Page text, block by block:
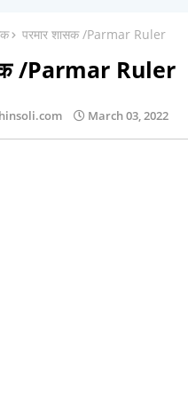
परमार शासक /Parmar Ruler
/Parmar Ruler
March 03, 2022